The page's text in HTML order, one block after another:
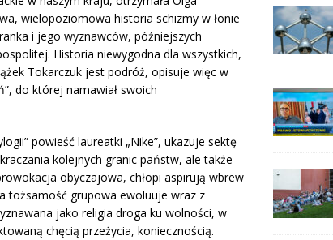
wielopoziomowa historia schizmy w łonie
i jego wyznawców, późniejszych
Historia niewygodna dla wszystkich,
Tokarczuk jest podróż, opisuje więc w
do której namawiał swoich
powieść laureatki „Nike”, ukazuje sektę
kolejnych granic państw, ale także
obyczajowa, chłopi aspirują wbrew
tożsamość grupowa ewoluuje wraz z
jako religia droga ku wolności, w
chęcią przeżycia, koniecznością.